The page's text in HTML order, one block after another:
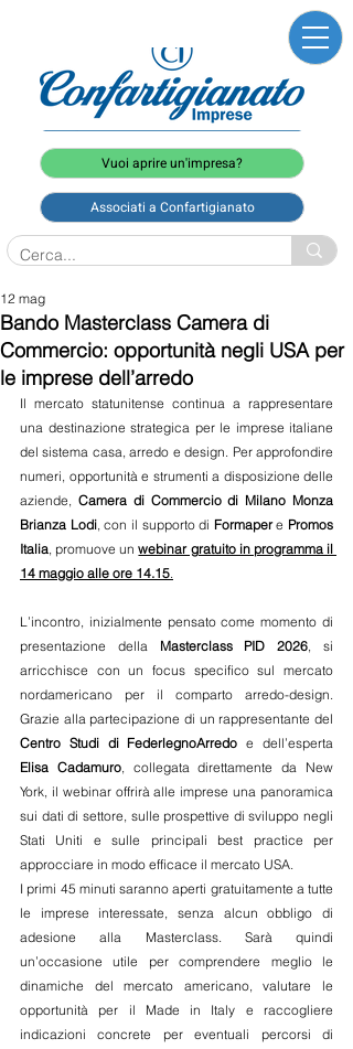
Vuoi aprire un'impresa?
Associati a Confartigianato
Bando Masterclass Camera di
Commercio: opportunità negli USA per
le imprese dell’arredo
12 mag
Il mercato statunitense continua a rappresentare
una destinazione strategica per le imprese italiane
del sistema casa, arredo e design. Per approfondire
numeri, opportunità e strumenti a disposizione delle
aziende, Camera di Commercio di Milano Monza
Brianza Lodi, con il supporto di Formaper e Promos
Italia, promuove un webinar gratuito in programma il
14 maggio alle ore 14.15.
L’incontro, inizialmente pensato come momento di
presentazione della Masterclass PID 2026, si
arricchisce con un focus specifico sul mercato
nordamericano per il comparto arredo-design.
Centro Studi di FederlegnoArredo
Elisa Cadamuro, collegata direttamente da New
York, il webinar offrirà alle imprese una panoramica
sui dati di settore, sulle prospettive di sviluppo negli
Stati Uniti e sulle principali best practice per
approcciare in modo efficace il mercato USA.
I primi 45 minuti saranno aperti gratuitamente a tutte
le imprese interessate, senza alcun obbligo di
adesione alla Masterclass. Sarà quindi
un’occasione utile per comprendere meglio le
dinamiche del mercato americano, valutare le
opportunità per il Made in Italy e raccogliere
indicazioni concrete per eventuali percorsi di